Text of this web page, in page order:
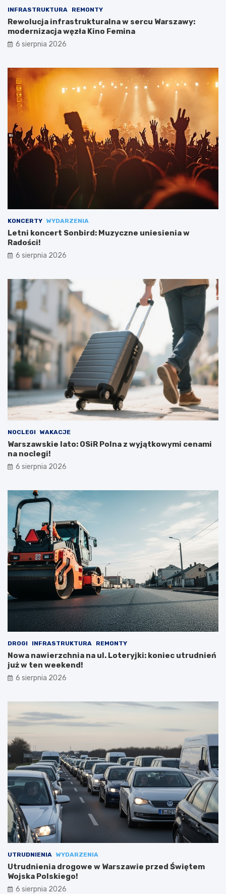
INFRASTRUKTURA REMONTY
Rewolucja infrastrukturalna w sercu Warszawy:
modernizacja węzła Kino Femina
6 sierpnia 2026
KONCERTY WYDARZENIA
Letni koncert Sonbird: Muzyczne uniesienia w
Radości!
6 sierpnia 2026
NOCLEGI WAKACJE
Warszawskie lato: OSiR Polna z wyjątkowymi cenami
na noclegi!
6 sierpnia 2026
DROGI INFRASTRUKTURA REMONTY
Nowa nawierzchnia na ul. Loteryjki: koniec utrudnień
już w ten weekend!
6 sierpnia 2026
UTRUDNIENIA WYDARZENIA
Utrudnienia drogowe w Warszawie przed Świętem
Wojska Polskiego!
6 sierpnia 2026